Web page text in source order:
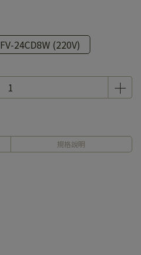
FV-24CD8W (220V)
規格說明